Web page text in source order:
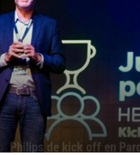
Philips de kick off en